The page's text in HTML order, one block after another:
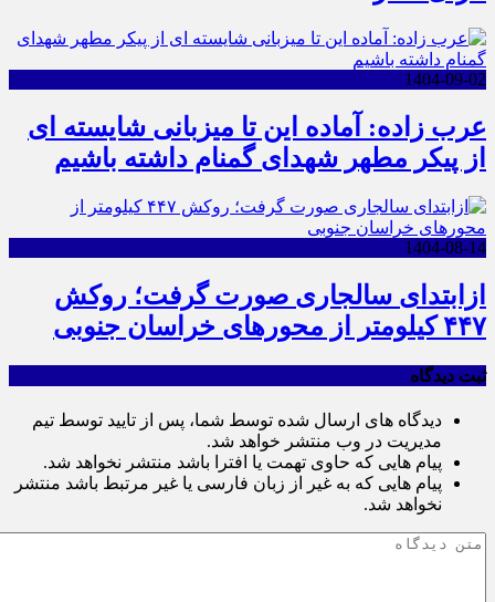
1404-09-02
عرب زاده: آماده این تا میزبانی شایسته ای
از پیکر مطهر شهدای گمنام داشته باشیم
1404-08-14
ازابتدای سالجاری صورت گرفت؛ روکش
۴۴۷ کیلومتر از محورهای خراسان جنوبی
ثبت دیدگاه
دیدگاه های ارسال شده توسط شما، پس از تایید توسط تیم
مدیریت در وب منتشر خواهد شد.
پیام هایی که حاوی تهمت یا افترا باشد منتشر نخواهد شد.
پیام هایی که به غیر از زبان فارسی یا غیر مرتبط باشد منتشر
نخواهد شد.